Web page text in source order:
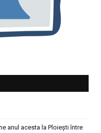
anul acesta la Ploiești între